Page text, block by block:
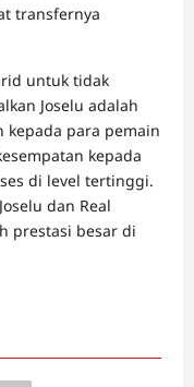
transfernya
untuk tidak
Joselu adalah
para pemain
kepada
di level tertinggi.
dan Real
prestasi besar di